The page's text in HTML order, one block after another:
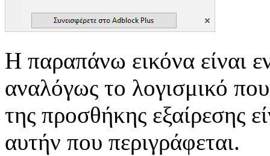
Η παραπάνω εικόνα είναι
αναλόγως το λογισμικό
της προσθήκης εξαίρεσης
αυτήν που περιγράφεται.